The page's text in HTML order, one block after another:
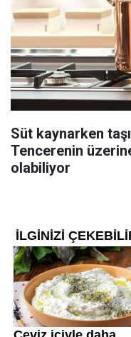
Süt kaynarken
Tencerenin
olabiliyor